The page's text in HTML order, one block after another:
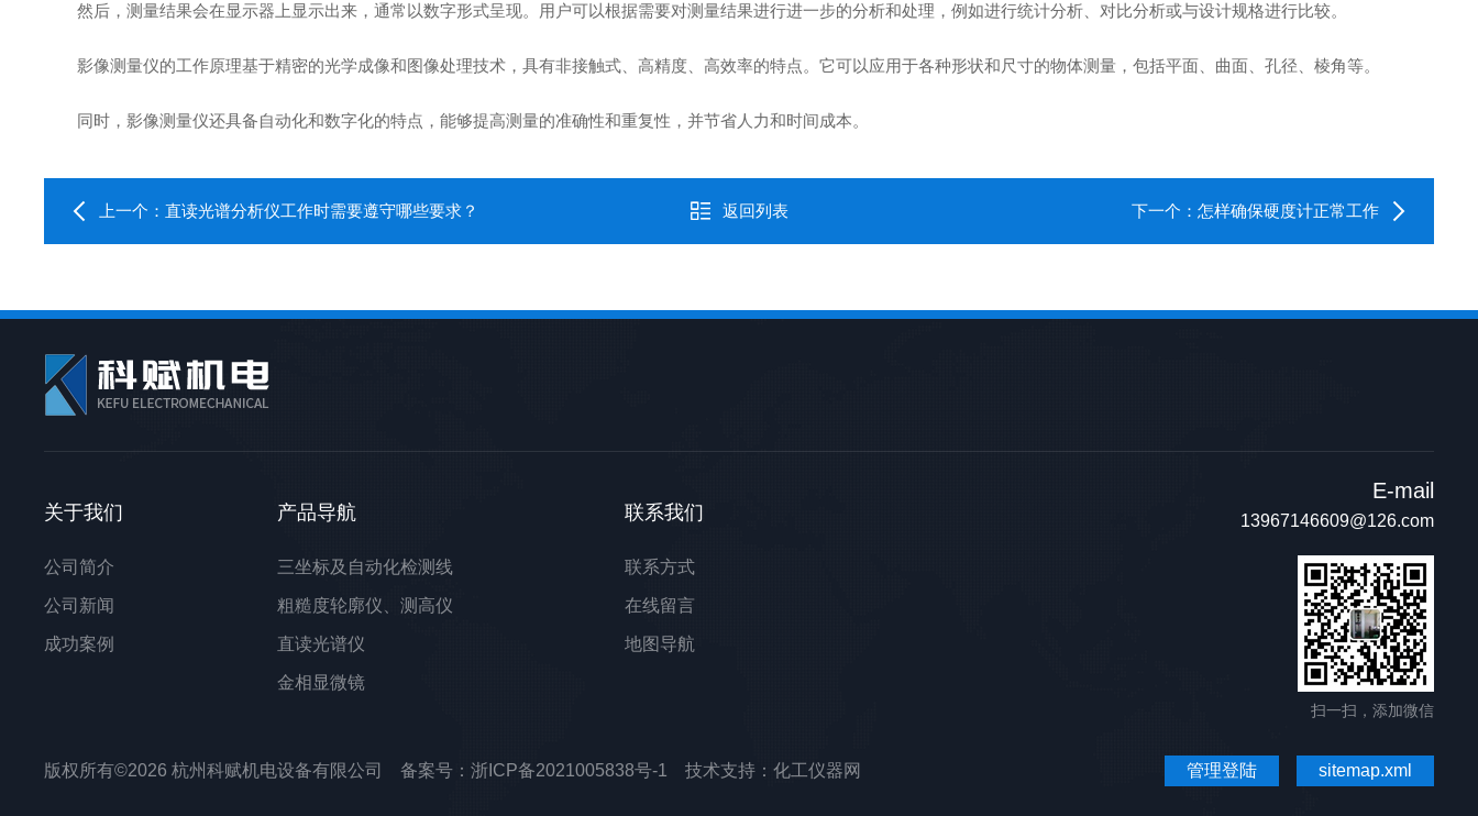
然后，测量结果会在显示器上显示出来，通常以数字形式呈现。用户可以根据需要对测量结果进行进一步的分析和处理，例如进行统计分析、对比分析或与设计规格进行比较。
影像测量仪的工作原理基于精密的光学成像和图像处理技术，具有非接触式、高精度、高效率的特点。它可以应用于各种形状和尺寸的物体测量，包括平面、曲面、孔径、棱角等。
同时，影像测量仪还具备自动化和数字化的特点，能够提高测量的准确性和重复性，并节省人力和时间成本。
上一个：直读光谱分析仪工作时需要遵守哪些要求？ 返回列表 下一个： 怎样确保硬度计正常工作
关于我们
公司简介
公司新闻
成功案例
产品导航
三坐标及自动化检测线
粗糙度轮廓仪、测高仪
直读光谱仪
金相显微镜
测长机、投影仪、影像仪
联系我们
联系方式
在线留言
地图导航
E-mail
13967146609@126.com
扫一扫，添加微信
版权所有©2026 杭州科赋机电设备有限公司 备案号：浙ICP备2021005838号-1 技术支持：化工仪器网 管理登陆 sitemap.xml